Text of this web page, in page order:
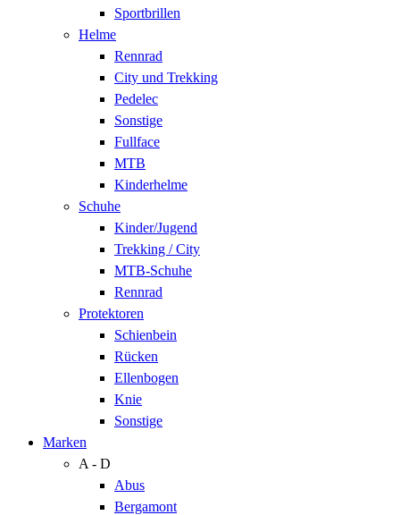
Sportbrillen
Helme
Rennrad
City und Trekking
Pedelec
Sonstige
Fullface
MTB
Kinderhelme
Schuhe
Kinder/Jugend
Trekking / City
MTB-Schuhe
Rennrad
Protektoren
Schienbein
Rücken
Ellenbogen
Knie
Sonstige
Marken
A - D
Abus
Bergamont